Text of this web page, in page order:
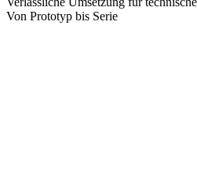
Von Prototyp bis Serie